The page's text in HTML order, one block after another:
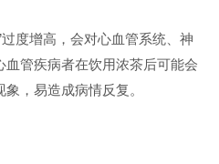
度增高，会对心血管系统、神
管疾病者在饮用浓茶后可能会
，易造成病情反复。